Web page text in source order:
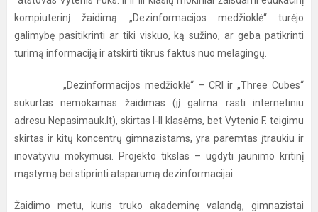
kompiuterinį žaidimą „Dezinformacijos medžioklė“ turėjo
galimybę pasitikrinti ar tiki viskuo, ką sužino, ar geba patikrinti
turimą informaciją ir atskirti tikrus faktus nuo melagingų.
„Dezinformacijos medžioklė“ – CRI ir „Three Cubes“
sukurtas nemokamas žaidimas (jį galima rasti internetiniu
adresu Nepasimauk.lt), skirtas I-II klasėms, bet Vytenio F. teigimu
skirtas ir kitų koncentrų gimnazistams, yra paremtas įtraukiu ir
inovatyviu mokymusi. Projekto tikslas – ugdyti jaunimo kritinį
mąstymą bei stiprinti atsparumą dezinformacijai.
Žaidimo metu, kuris truko akademinę valandą, gimnazistai